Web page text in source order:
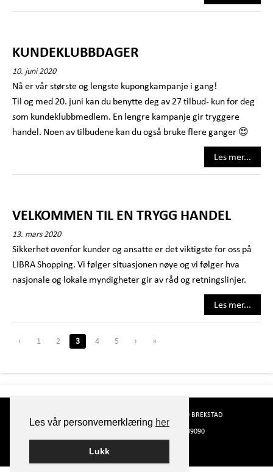
Les vår personvernerklæring her
Lukk
KUNDEKLUBBDAGER
10. juni 2020
Nå er vår største og lengste kupongkampanje i gang!
Til og med 20. juni kan du benytte deg av 27 tilbud- kun for deg
som kundeklubbmedlem. En lengre kampanje gir tryggere
handel. Noen av tilbudene kan du også bruke flere ganger 😍
Les mer...
VELKOMMEN TIL EN TRYGG HANDEL
13. mars 2020
Sikkerhet ovenfor kunder og ansatte er det viktigste for oss på
LIBRA Shopping. Vi følger situasjonen nøye og vi følger hva
nasjonale og lokale myndigheter gir av råd og retningslinjer.
Les mer...
‹ 1 2 3 4 5 › »
7130 BREKSTAD
TELEFON 72909090
POST@LIBRASHOPPING.NO